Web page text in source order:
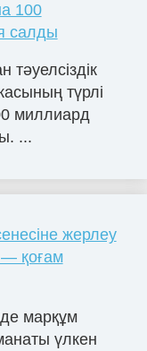
100
салды
түрлі
миллиард
...
жерлеу
қоғам
марқұм
үлкен